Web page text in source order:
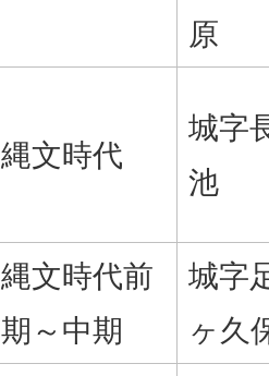
原
縄文時代
城字
池
縄文時代前
期～中期
城字
ヶ久